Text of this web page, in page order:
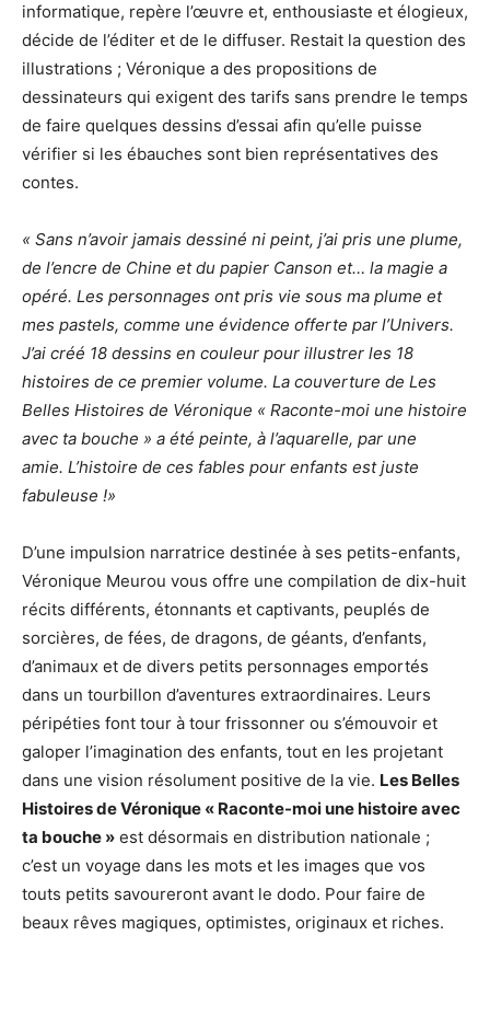
informatique, repère l’œuvre et, enthousiaste et élogieux,
décide de l’éditer et de le diffuser. Restait la question des
illustrations ; Véronique a des propositions de
dessinateurs qui exigent des tarifs sans prendre le temps
de faire quelques dessins d’essai afin qu’elle puisse
vérifier si les ébauches sont bien représentatives des
contes.
« Sans n’avoir jamais dessiné ni peint, j’ai pris une plume,
de l’encre de Chine et du papier Canson et… la magie a
opéré. Les personnages ont pris vie sous ma plume et
mes pastels, comme une évidence offerte par l’Univers.
J’ai créé 18 dessins en couleur pour illustrer les 18
histoires de ce premier volume. La couverture de Les
Belles Histoires de Véronique « Raconte-moi une histoire
avec ta bouche » a été peinte, à l’aquarelle, par une
amie. L’histoire de ces fables pour enfants est juste
fabuleuse !»
D’une impulsion narratrice destinée à ses petits-enfants,
Véronique Meurou vous offre une compilation de dix-huit
récits différents, étonnants et captivants, peuplés de
sorcières, de fées, de dragons, de géants, d’enfants,
d’animaux et de divers petits personnages emportés
dans un tourbillon d’aventures extraordinaires. Leurs
péripéties font tour à tour frissonner ou s’émouvoir et
galoper l’imagination des enfants, tout en les projetant
dans une vision résolument positive de la vie. Les Belles
Histoires de Véronique « Raconte-moi une histoire avec
ta bouche » est désormais en distribution nationale ;
c’est un voyage dans les mots et les images que vos
touts petits savoureront avant le dodo. Pour faire de
beaux rêves magiques, optimistes, originaux et riches.